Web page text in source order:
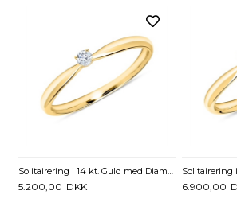
Solitairering i 14 kt. Guld med Diamant - 0,05 ct.
5.200,00 DKK 6.900,00